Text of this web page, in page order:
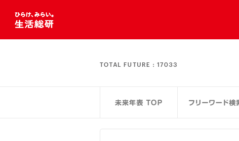
TOTAL FUTURE : 17033